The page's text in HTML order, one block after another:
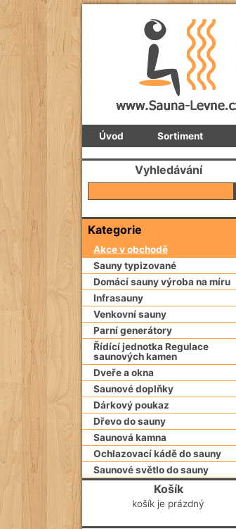
Úvod Sortiment
Vyhledávání
Kategorie
Akce v obchodě
Sauny typizované
Domácí sauny výroba na míru
Infrasauny
Venkovní sauny
Parní generátory
Řídící jednotka Regulace
saunových kamen
Dveře a okna
Saunové doplňky
Dárkový poukaz
Dřevo do sauny
Saunová kamna
Ochlazovací kádě do sauny
Saunové světlo do sauny
Košík
košík je prázdný